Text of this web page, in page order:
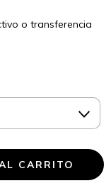
o transferencia